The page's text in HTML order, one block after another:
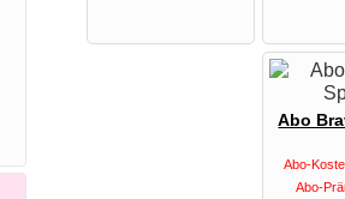
Abo
Abo-
Abo-